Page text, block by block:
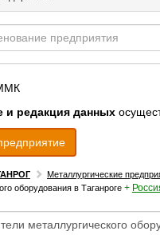
и редакция данных
Металлургические
оборудования в Таганроге +